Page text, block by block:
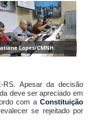
Lopes/CMNH
RS. Apesar da decisão
deve ser apreciado em
com a Constituição
se rejeitado por